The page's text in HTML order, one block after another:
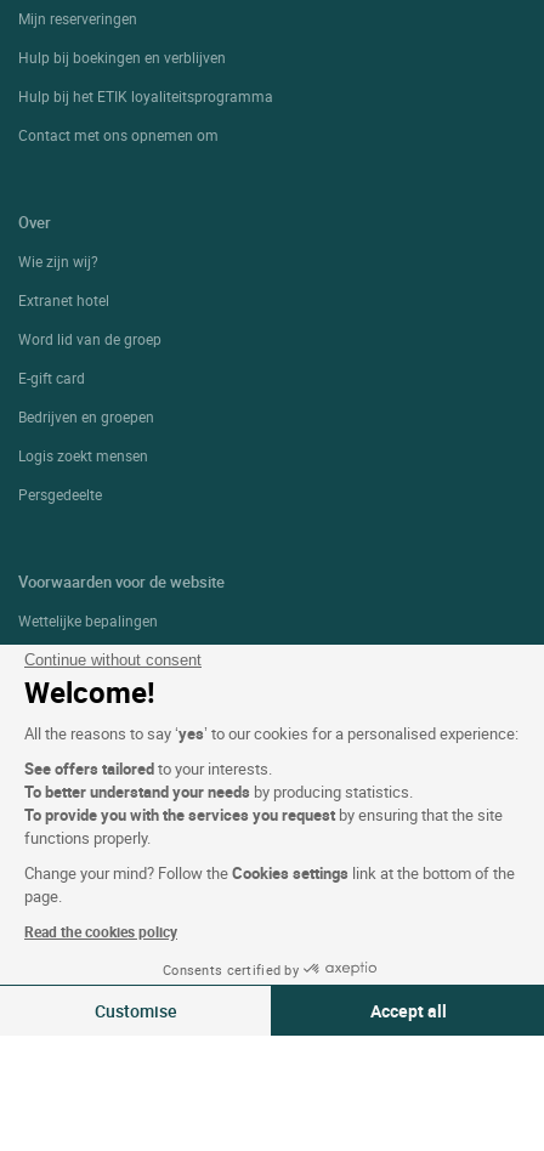
Continue without consent
Welcome!
All the reasons to say ‘yes’ to our cookies for a personalised experience:
See offers tailoredto your interests.
To better understand your needs by producing statistics.
To provide you with the services you request by ensuring that the site
functions properly.
Change your mind? Follow theCookies settings link at the bottom of the
page.
Read the cookies policy
Consents certified by
Customise Accept all
Zie beschikbaarheid
Mijn reserveringen
Hulp bij boekingen en verblijven
Hulp bij het ETIK loyaliteitsprogramma
Contact met ons opnemen om
Over
Wie zijn wij?
Extranet hotel
Word lid van de groep
E-gift card
Bedrijven en groepen
Logis zoekt mensen
Persgedeelte
Voorwaarden voor de website
Wettelijke bepalingen
Persoonlijke gegevens (AVG)
Cookie-instellingen
Alg. Voorw.
Ondersteuning
Sitemap
VOLG ONS